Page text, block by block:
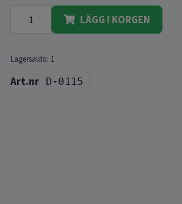
LÄGG I KORGEN
Lagersaldo: 1
D-0115